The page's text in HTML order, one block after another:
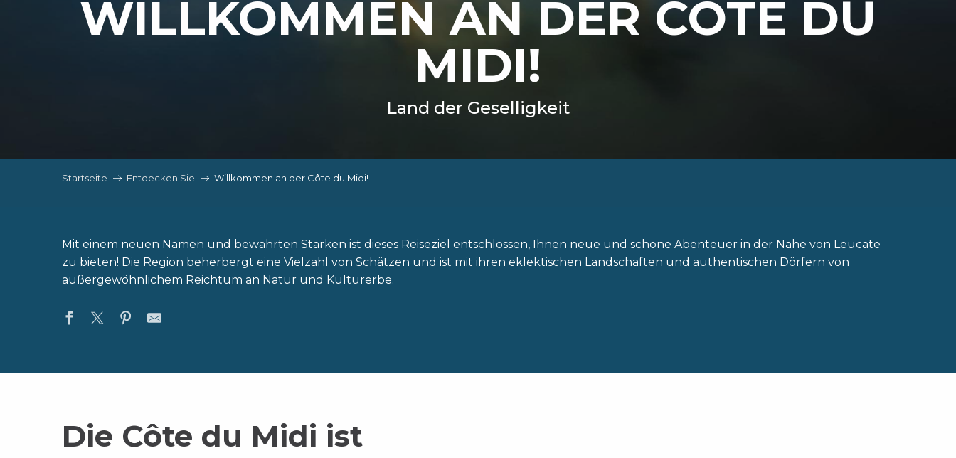
WILLKOMMEN AN DER CÔTE DU
MIDI!
Land der Geselligkeit
Startseite Entdecken Sie Willkommen an der Côte du Midi!
Mit einem neuen Namen und bewährten Stärken ist dieses Reiseziel entschlossen, Ihnen neue und schöne Abenteuer in der Nähe von Leucate
zu bieten! Die Region beherbergt eine Vielzahl von Schätzen und ist mit ihren eklektischen Landschaften und authentischen Dörfern von
außergewöhnlichem Reichtum an Natur und Kulturerbe.
Die Côte du Midi ist